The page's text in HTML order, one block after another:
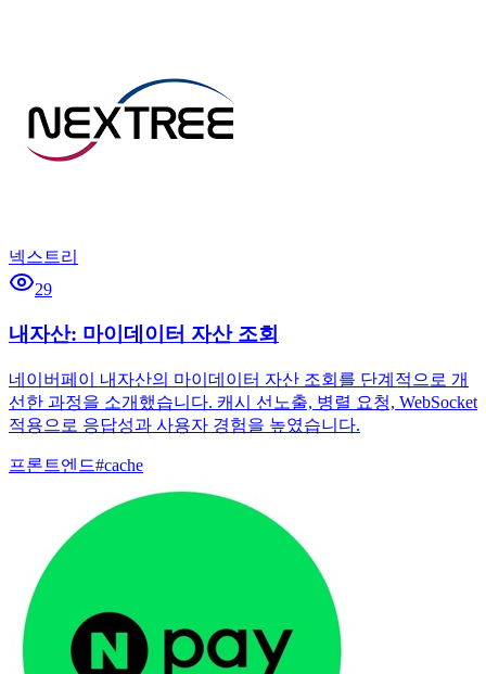
넥스트리
29
내자산: 마이데이터 자산 조회
네이버페이 내자산의 마이데이터 자산 조회를 단계적으로 개
선한 과정을 소개했습니다. 캐시 선노출, 병렬 요청, WebSocket
적용으로 응답성과 사용자 경험을 높였습니다.
프론트엔드#cache